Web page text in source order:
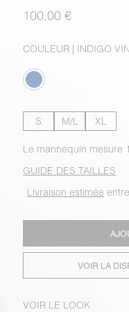
100,00 €
COULEUR | INDIGO
S M/L XL
Le mannequin mesure
GUIDE DES TAILLES
Livraison estimée
VOIR LA
VOIR LE LOOK